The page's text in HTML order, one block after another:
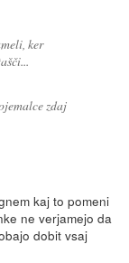
ker
zdaj
kaj to pomeni
ne verjamejo da
dobit vsaj